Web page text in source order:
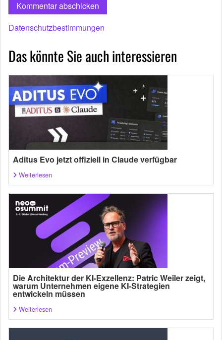
Datenschutzbestimmungen
Das könnte Sie auch interessieren
Aditus Evo jetzt offiziell in Claude verfügbar
Weiterlesen
Die Architektur der KI-Exzellenz: Patric Weiler zeigt,
warum Unternehmen eigene KI-Strategien
entwickeln müssen
Weiterlesen